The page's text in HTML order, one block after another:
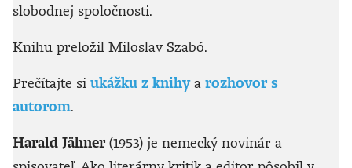
slobodnej spoločnosti.
Knihu preložil Miloslav Szabó.
Prečítajte si ukážku z knihya rozhovor s
autorom.
Harald Jähner (1953) je nemecký novinár a